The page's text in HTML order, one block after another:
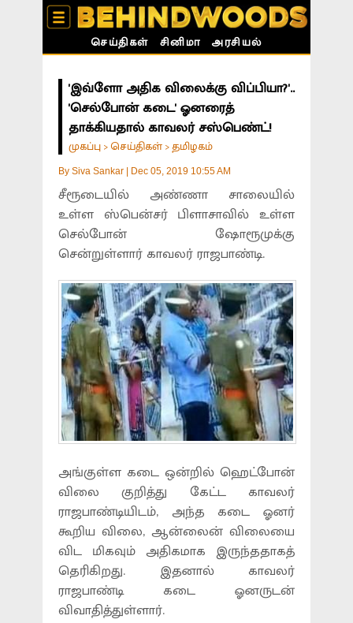
செய்திகள் சினிமா அரசியல்
'இவ்ளோ அதிக விலைக்கு விப்பியா?'..
'செல்போன் கடை' ஓனரைத்
தாக்கியதால் காவலர் சஸ்பெண்ட்!
முகப்பு >செய்திகள் >தமிழகம்
By Siva Sankar Dec 05, 2019 10:55 AM
சீரூடையில் அண்ணா சாலையில்
உள்ள ஸ்பென்சர் பிளாசாவில் உள்ள
செல்போன் ஷோரூமுக்கு
சென்றுள்ளார் காவலர் ராஜபாண்டி.
அங்குள்ள கடை ஒன்றில் ஹெட்போன்
விலை குறித்து கேட்ட காவலர்
ராஜபாண்டியிடம், அந்த கடை ஓனர்
கூறிய விலை, ஆன்லைன் விலையை
விட மிகவும் அதிகமாக இருந்ததாகத்
தெரிகிறது. இதனால் காவலர்
ராஜபாண்டி கடை ஓனருடன்
விவாதித்துள்ளார்.